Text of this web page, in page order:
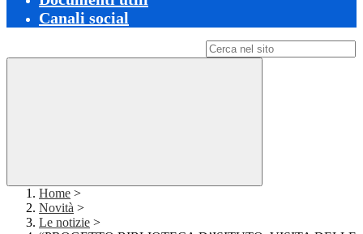
Canali social
Home >
Novità >
Le notizie >